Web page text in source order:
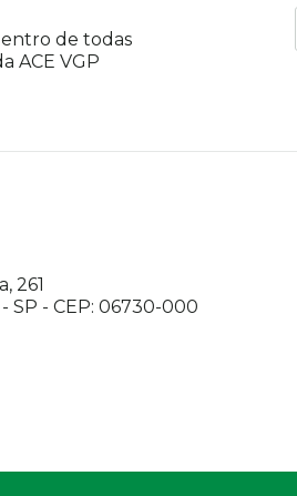
de todas
ACE VGP
261
SP - CEP: 06730-000